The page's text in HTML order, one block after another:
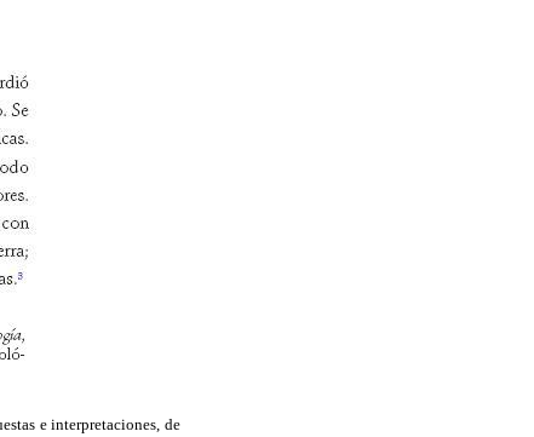
e interpretaciones, de